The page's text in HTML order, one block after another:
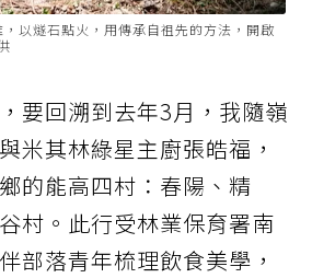
以燧石點火，用傳承自祖先的方法，開啟
要回溯到去年3月，我隨嶺
米其林綠星主廚張皓福，
的能高四村：春陽、精
村。此行受林業保育署南
部落青年梳理飲食美學，